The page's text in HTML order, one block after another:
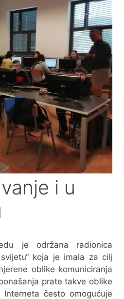
i u
je održana radionica
koja je imala za cilj
oblike komuniciranja
prate takve oblike
Interneta često omogućuje